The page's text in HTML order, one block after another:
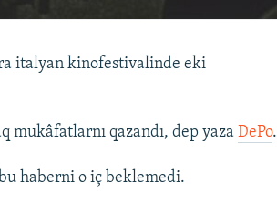
italyan kinofestivalinde eki
mukâfatlarnı qazandı, dep yazaDePo.
haberni o iç beklemedi.